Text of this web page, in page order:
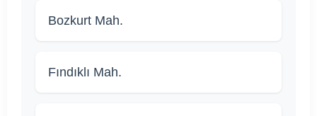
Bozkurt Mah.
Fındıklı Mah.